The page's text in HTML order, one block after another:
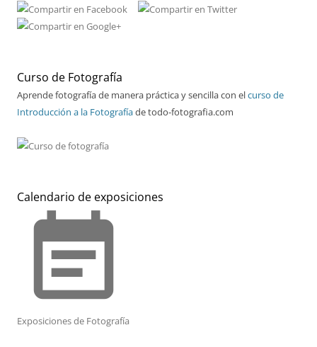
Curso de Fotografía
Aprende fotografía de manera práctica y sencilla con elcurso de
Introducción a la Fotografíade todo-fotografia.com
Calendario de exposiciones
event_note
Exposiciones de Fotografía